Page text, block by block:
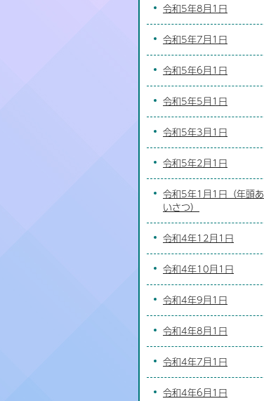
令和5年8月1日
令和5年7月1日
令和5年6月1日
令和5年5月1日
令和5年3月1日
令和5年2月1日
令和5年1月1日（年頭あ
いさつ）
令和4年12月1日
令和4年10月1日
令和4年9月1日
令和4年8月1日
令和4年7月1日
令和4年6月1日